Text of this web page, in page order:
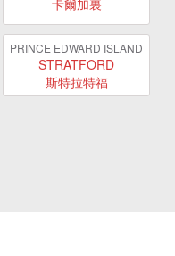
PRINCE EDWARD ISLAND
STRATFORD
斯特拉特福